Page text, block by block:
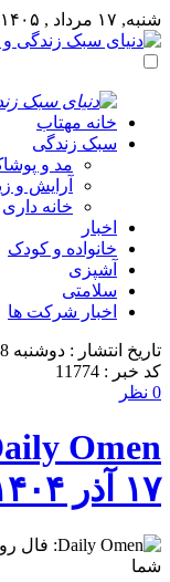
شنبه, ۱۷ مرداد , ۱۴۰۵
خانه مهتاب
سبک زندگی
مد و
آرایش و
خانه داری
اخبار
خانواده و کودک
آشپزی
سلامتی
اخبار شرکت ها
تاریخ انتشار : دوشنبه 8 دسامبر 2025 - 22:31
کد خبر : 11774
0 نظر
۱۷ آذر ۱۴۰۴ | راهنمای امروز شما